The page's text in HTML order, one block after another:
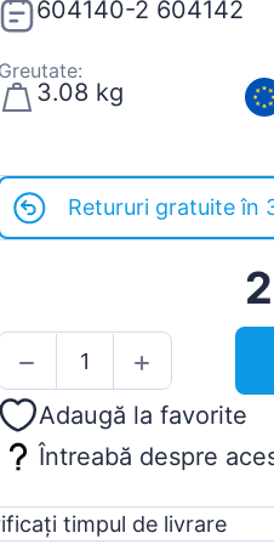
604140-2 604142
3.08 kg
Retururi gratuite în
Adaugă la favorite
Întreabă despre
timpul de livrare